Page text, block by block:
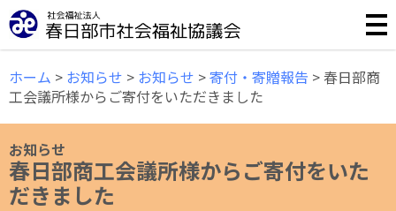
誰もが安心して暮らせる福祉のまちづくりのために様々な
ホーム > お知らせ > お知らせ >寄付・寄贈報告 >春日部商
工会議所様からご寄付をいただきました
お知らせ
春日部商工会議所様からご寄付をいた
だきました